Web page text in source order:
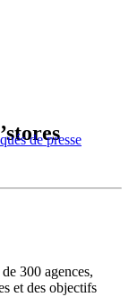
de presse
300 agences,
et des objectifs